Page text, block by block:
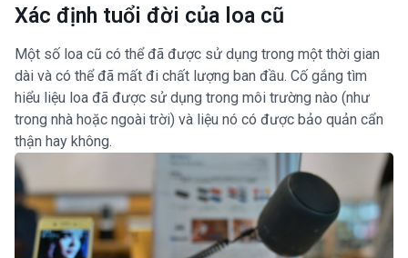
Xác định tuổi đời của loa cũ
Một số loa cũ có thể đã được sử dụng trong một thời gian
dài và có thể đã mất đi chất lượng ban đầu. Cố gắng tìm
hiểu liệu loa đã được sử dụng trong môi trường nào (như
trong nhà hoặc ngoài trời) và liệu nó có được bảo quản cẩn
thận hay không.